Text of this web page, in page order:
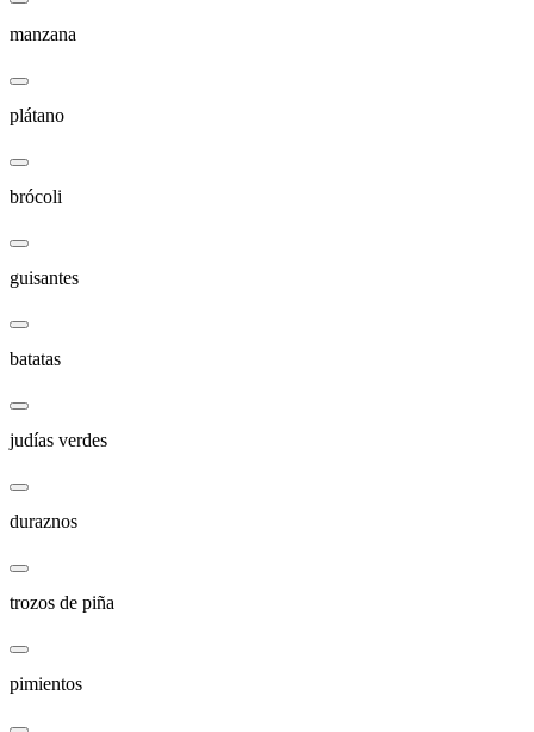
manzana
plátano
brócoli
guisantes
batatas
judías verdes
duraznos
trozos de piña
pimientos